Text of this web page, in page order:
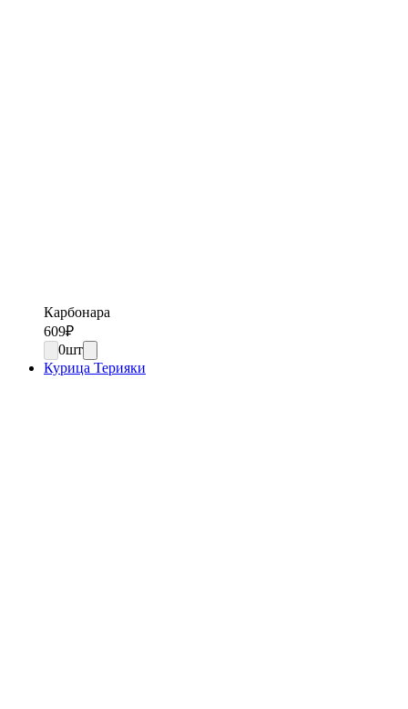
Карбонара
609₽
0шт
Курица Терияки